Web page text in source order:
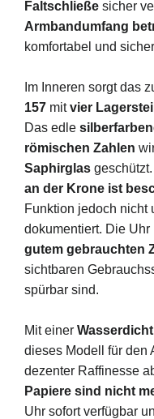
Faltschließe sicher
Armbandumfang
komfortabel und
Im Inneren sorgt das
157 mitvier
Das edle
römischen Zahlen
Saphirglas
an der Krone ist
Funktion jedoch nicht
dokumentiert. Die
gutem gebrauchten
sichtbaren
spürbar sind.
Mit einer
dieses Modell für den
dezenter Raffinesse
Papiere sind nicht
Uhr sofort verfügbar